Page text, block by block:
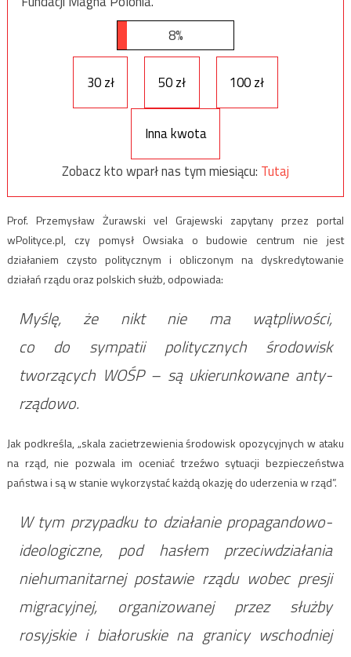
8%
30 zł 50 zł 100 zł
Inna kwota
Zobacz kto wparł nas tym miesiącu: Tutaj
Prof. Przemysław Żurawski vel Grajewski zapytany przez portal
wPolityce.pl, czy pomysł Owsiaka o budowie centrum nie jest
działaniem czysto politycznym i obliczonym na dyskredytowanie
działań rządu oraz polskich służb, odpowiada:
Myślę, że nikt nie ma wątpliwości,
co do sympatii politycznych środowisk
tworzących WOŚP – są ukierunkowane anty-
rządowo.
Jak podkreśla, „skala zacietrzewienia środowisk opozycyjnych w ataku
na rząd, nie pozwala im oceniać trzeźwo sytuacji bezpieczeństwa
państwa i są w stanie wykorzystać każdą okazję do uderzenia w rząd”.
W tym przypadku to działanie propagandowo-
ideologiczne, pod hasłem przeciwdziałania
niehumanitarnej postawie rządu wobec presji
migracyjnej, organizowanej przez służby
rosyjskie i białoruskie na granicy wschodniej